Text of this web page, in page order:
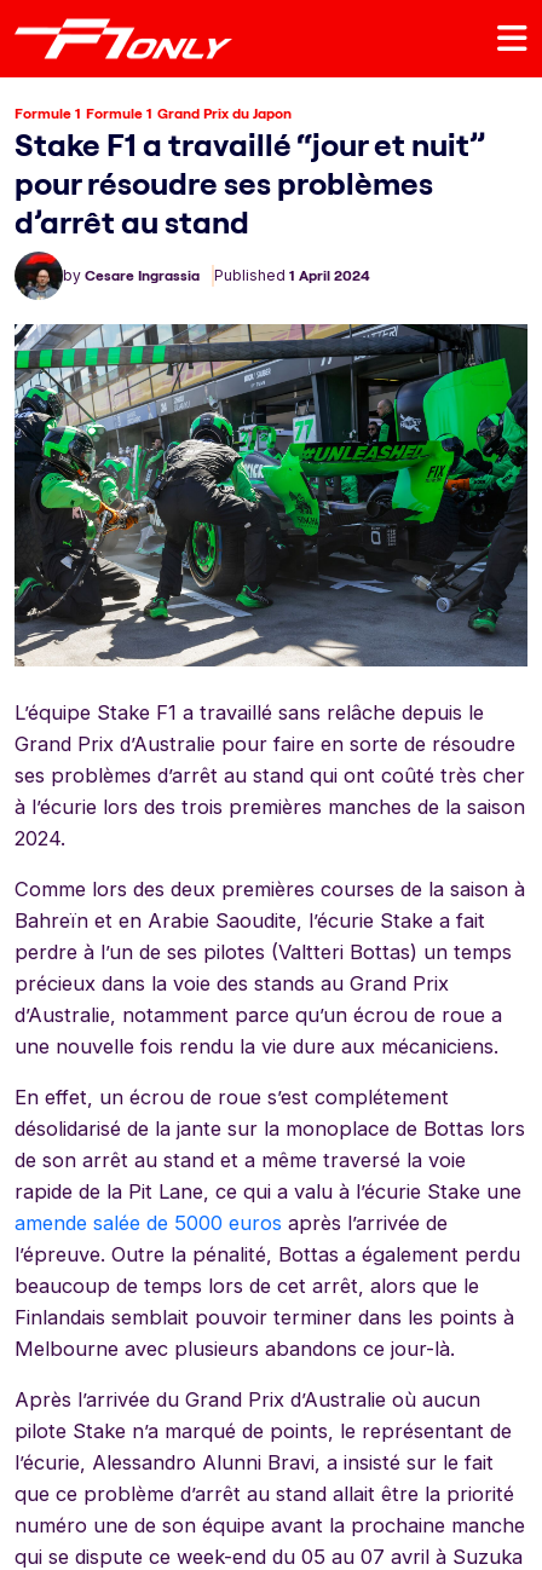
Formule 1 Formule 1 Grand Prix du Japon
Stake F1 a travaillé “jour et nuit”
pour résoudre ses problèmes
d’arrêt au stand
by Cesare Ingrassia Published 1 April 2024
L’équipe Stake F1 a travaillé sans relâche depuis le
Grand Prix d’Australie pour faire en sorte de résoudre
ses problèmes d’arrêt au stand qui ont coûté très cher
à l’écurie lors des trois premières manches de la saison
2024.
Comme lors des deux premières courses de la saison à
Bahreïn et en Arabie Saoudite, l’écurie Stake a fait
perdre à l’un de ses pilotes (Valtteri Bottas) un temps
précieux dans la voie des stands au Grand Prix
d’Australie, notamment parce qu’un écrou de roue a
une nouvelle fois rendu la vie dure aux mécaniciens.
En effet, un écrou de roue s’est complétement
désolidarisé de la jante sur la monoplace de Bottas lors
de son arrêt au stand et a même traversé la voie
rapide de la Pit Lane, ce qui a valu à l’écurie Stake une
amende salée de 5000 euros après l’arrivée de
l’épreuve. Outre la pénalité, Bottas a également perdu
beaucoup de temps lors de cet arrêt, alors que le
Finlandais semblait pouvoir terminer dans les points à
Melbourne avec plusieurs abandons ce jour-là.
Après l’arrivée du Grand Prix d’Australie où aucun
pilote Stake n’a marqué de points, le représentant de
l’écurie, Alessandro Alunni Bravi, a insisté sur le fait
que ce problème d’arrêt au stand allait être la priorité
numéro une de son équipe avant la prochaine manche
qui se dispute ce week-end du 05 au 07 avril à Suzuka